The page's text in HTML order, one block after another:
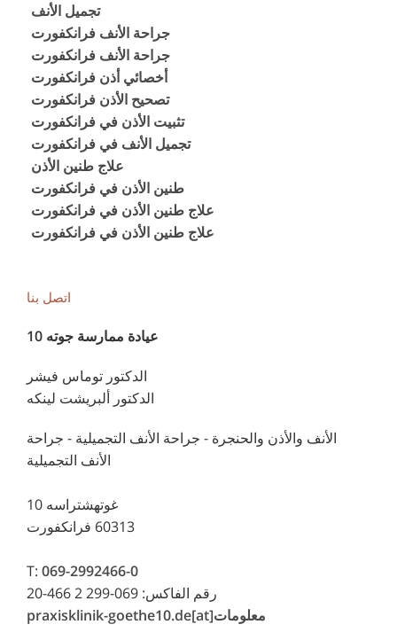
تجميل الأنف
جراحة الأنف فرانكفورت
جراحة الأنف فرانكفورت
أخصائي أذن فرانكفورت
تصحيح الأذن فرانكفورت
تثبيت الأذن في فرانكفورت
تجميل الأنف في فرانكفورت
علاج طنين الأذن
طنين الأذن في فرانكفورت
علاج طنين الأذن في فرانكفورت
علاج طنين الأذن في فرانكفورت
اتصل بنا
عيادة ممارسة جوته 10
الدكتور توماس فيشر
الدكتور ألبريشت لينكه
الأنف والأذن والحنجرة - جراحة الأنف التجميلية - جراحة
الأنف التجميلية
غوتهشتراسه 10
60313 فرانكفورت
T: 069-2992466-0
رقم الفاكس: 069-299 2 466-20
معلومات[at]praxisklinik-goethe10.de